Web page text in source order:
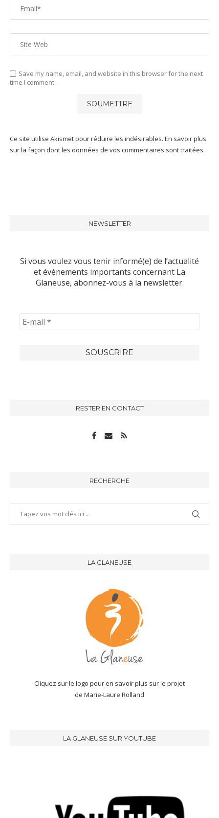
Save my name, email, and website in this browser for the next
time I comment.
Ce site utilise Akismet pour réduire les indésirables. En savoir plus
sur la façon dont les données de vos commentaires sont traitées.
NEWSLETTER
Si vous voulez vous tenir informé(e) de l’actualité
et événements importants concernant La
Glaneuse, abonnez-vous à la newsletter.
RESTER EN CONTACT
RECHERCHE
LA GLANEUSE
Cliquez sur le logo pour en savoir plus sur le projet
de Marie-Laure Rolland
LA GLANEUSE SUR YOUTUBE